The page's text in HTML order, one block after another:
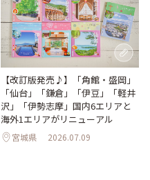
【改訂版発売♪】「角館・盛岡」
「仙台」「鎌倉」「伊豆」「軽井
沢」「伊勢志摩」国内6エリアと
海外1エリアがリニューアル
宮城県 2026.07.09